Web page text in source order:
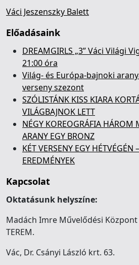
Váci Jeszenszky Balett
Előadásaink
DREAMGIRLS „3” Váci Világi
21:00 óra
Világ- és Európa-bajnoki
verseny szezont
SZÓLISTÁNK KISS KIARA
VILÁGBAJNOK LETT
NÉGY KOREOGRÁFIA HÁROM
ARANY EGY BRONZ
KÉT VERSENY EGY HÉTVÉGÉN
EREDMÉNYEK
Kapcsolat
Oktatásunk helyszíne:
Madách Imre Művelődési Központ
TEREM.
Vác, Dr. Csányi László krt. 63.